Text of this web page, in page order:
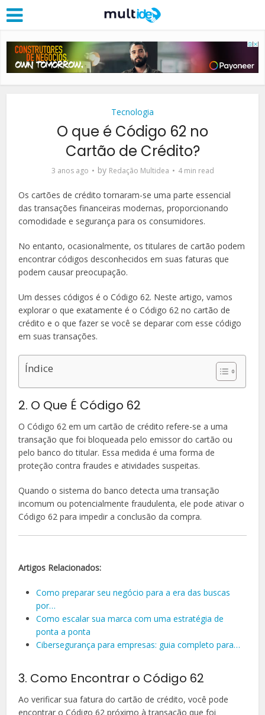
Tecnologia
O que é Código 62 no
Cartão de Crédito?
3 anos ago by Redação Multidea 4 min read
Os cartões de crédito tornaram-se uma parte essencial
das transações financeiras modernas, proporcionando
comodidade e segurança para os consumidores.
No entanto, ocasionalmente, os titulares de cartão podem
encontrar códigos desconhecidos em suas faturas que
podem causar preocupação.
Um desses códigos é o Código 62. Neste artigo, vamos
explorar o que exatamente é o Código 62 no cartão de
crédito e o que fazer se você se deparar com esse código
em suas transações.
Índice
2. O Que É Código 62
O Código 62 em um cartão de crédito refere-se a uma
transação que foi bloqueada pelo emissor do cartão ou
pelo banco do titular. Essa medida é uma forma de
proteção contra fraudes e atividades suspeitas.
Quando o sistema do banco detecta uma transação
incomum ou potencialmente fraudulenta, ele pode ativar o
Código 62 para impedir a conclusão da compra.
Artigos Relacionados:
Como preparar seu negócio para a era das buscas
por…
Como escalar sua marca com uma estratégia de
ponta a ponta
Cibersegurança para empresas: guia completo para…
3. Como Encontrar o Código 62
Ao verificar sua fatura do cartão de crédito, você pode
encontrar o Código 62 próximo à transação que foi